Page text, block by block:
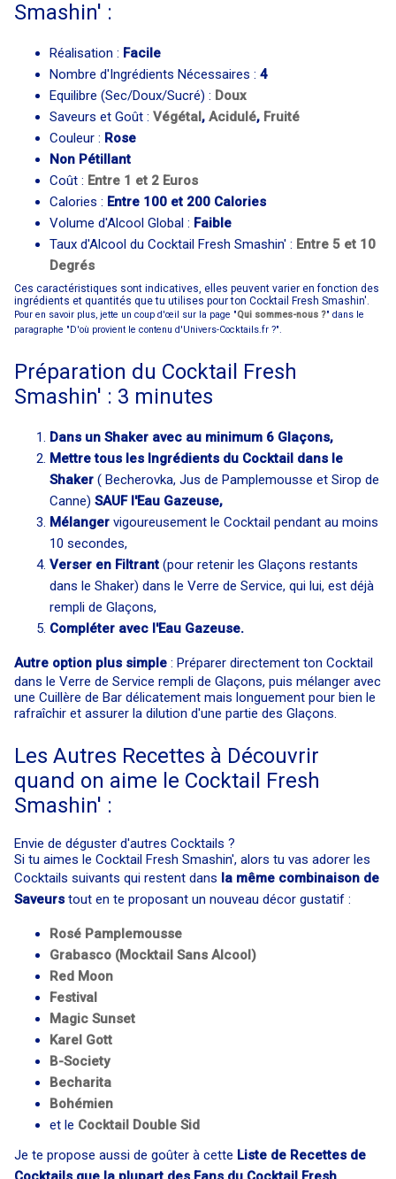
Smashin' :
Réalisation : Facile
Nombre d'Ingrédients Nécessaires : 4
Equilibre (Sec/Doux/Sucré) : Doux
Saveurs et Goût : Végétal, Acidulé, Fruité
Couleur : Rose
Non Pétillant
Coût : Entre 1 et 2 Euros
Calories : Entre 100 et 200 Calories
Volume d'Alcool Global : Faible
Taux d'Alcool du Cocktail Fresh Smashin' : Entre 5 et 10
Degrés
Ces caractéristiques sont indicatives, elles peuvent varier en fonction des
ingrédients et quantités que tu utilises pour ton Cocktail Fresh Smashin'.
Pour en savoir plus, jette un coup d'œil sur la page "Qui sommes-nous ?" dans le
paragraphe "D'où provient le contenu d'Univers-Cocktails.fr ?".
Préparation du Cocktail Fresh
Smashin' : 3 minutes
Dans un Shaker avec au minimum 6 Glaçons,
Mettre tous les Ingrédients du Cocktail dans le
Shaker ( Becherovka, Jus de Pamplemousse et Sirop de
Canne) SAUF l'Eau Gazeuse,
Mélanger vigoureusement le Cocktail pendant au moins
10 secondes,
Verser en Filtrant (pour retenir les Glaçons restants
dans le Shaker) dans le Verre de Service, qui lui, est déjà
rempli de Glaçons,
Compléter avec l'Eau Gazeuse.
Autre option plus simple : Préparer directement ton Cocktail
dans le Verre de Service rempli de Glaçons, puis mélanger avec
une Cuillère de Bar délicatement mais longuement pour bien le
rafraîchir et assurer la dilution d'une partie des Glaçons.
Les Autres Recettes à Découvrir
quand on aime le Cocktail Fresh
Smashin' :
Envie de déguster d'autres Cocktails ?
Si tu aimes le Cocktail Fresh Smashin', alors tu vas adorer les
Cocktails suivants qui restent dans la même combinaison de
Saveurs tout en te proposant un nouveau décor gustatif :
Rosé Pamplemousse
Grabasco (Mocktail Sans Alcool)
Red Moon
Festival
Magic Sunset
Karel Gott
B-Society
Becharita
Bohémien
et le Cocktail Double Sid
Je te propose aussi de goûter à cette Liste de Recettes de